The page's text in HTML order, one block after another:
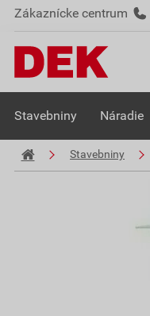
Zákaznícke centrum
Stavebniny Náradie
Stavebniny